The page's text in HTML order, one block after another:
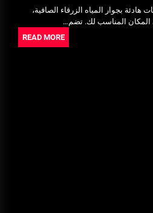
نوفمبر 22, 2025
Pre-shipment
بجوار المياه الزرقاء الصافية،
المناسب لك. تضم…
READ MORE